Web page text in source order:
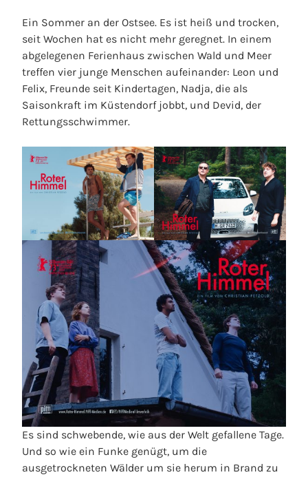
Ein Sommer an der Ostsee. Es ist heiß und trocken,
seit Wochen hat es nicht mehr geregnet. In einem
abgelegenen Ferienhaus zwischen Wald und Meer
treffen vier junge Menschen aufeinander: Leon und
Felix, Freunde seit Kindertagen, Nadja, die als
Saisonkraft im Küstendorf jobbt, und Devid, der
Rettungsschwimmer.
Es sind schwebende, wie aus der Welt gefallene Tage.
Und so wie ein Funke genügt, um die
ausgetrockneten Wälder um sie herum in Brand zu